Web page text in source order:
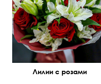
голландский рускус
60 см
40 см
Лилии с розами